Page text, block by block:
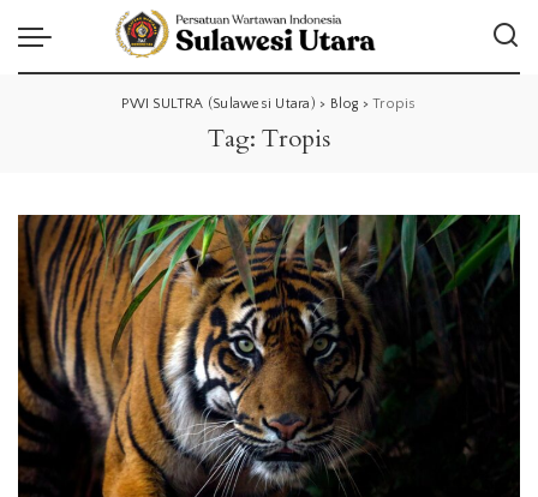
PWI SULTRA (Sulawesi Utara) > Blog >Tropis
Tag: Tropis